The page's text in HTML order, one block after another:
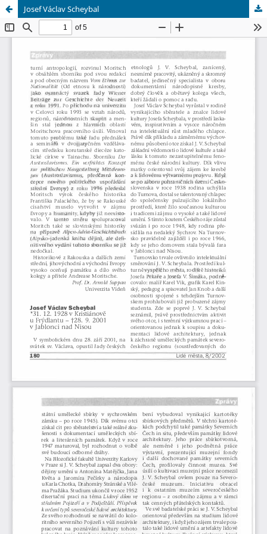
Josef Václav Scheybal